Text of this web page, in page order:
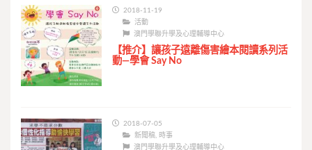
2018-11-19
活動
澳門學聯升學及心理輔導中心
【推介】讓孩子遠離傷害繪本閱讀系列活
動—學會 Say No
2018-07-05
新聞稿 時事
澳門學聯升學及心理輔導中心